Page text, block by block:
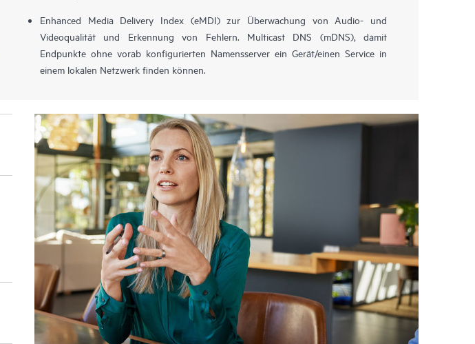
Enhanced Media Delivery Index (eMDI) zur Überwachung von Audio- und
Videoqualität und Erkennung von Fehlern. Multicast DNS (mDNS), damit
Endpunkte ohne vorab konfigurierten Namensserver ein Gerät/einen Service in
einem lokalen Netzwerk finden können.